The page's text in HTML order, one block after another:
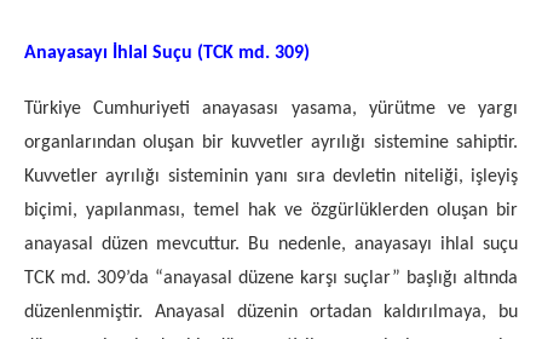
Anayasayı İhlal Suçu (TCK md. 309)
Türkiye Cumhuriyeti anayasası yasama, yürütme ve yargı
organlarından oluşan bir kuvvetler ayrılığı sistemine sahiptir.
Kuvvetler ayrılığı sisteminin yanı sıra devletin niteliği, işleyiş
biçimi, yapılanması, temel hak ve özgürlüklerden oluşan bir
anayasal düzen mevcuttur. Bu nedenle, anayasayı ihlal suçu
TCK md. 309’da “anayasal düzene karşı suçlar” başlığı altında
düzenlenmiştir. Anayasal düzenin ortadan kaldırılmaya, bu